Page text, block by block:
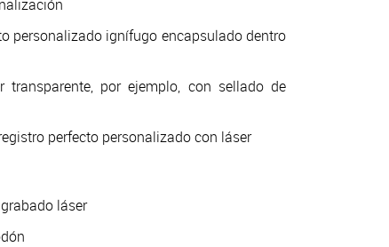
personalizado ignífugo encapsulado dentro
transparente, por ejemplo, con sellado de
perfecto personalizado con láser
láser